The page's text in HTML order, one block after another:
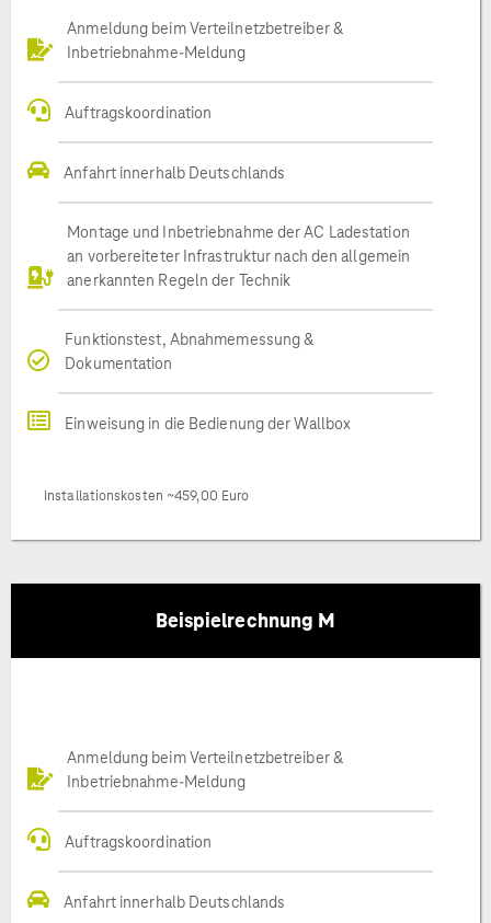
Anmeldung beim Verteilnetzbetreiber &
Inbetriebnahme-Meldung
Auftragskoordination
Anfahrt innerhalb Deutschlands
Montage und Inbetriebnahme der AC Ladestation
an vorbereiteter Infrastruktur nach den allgemein
anerkannten Regeln der Technik
Funktionstest, Abnahmemessung &
Dokumentation
Einweisung in die Bedienung der Wallbox
Installationskosten ~459,00 Euro
Beispielrechnung M
Anmeldung beim Verteilnetzbetreiber &
Inbetriebnahme-Meldung
Auftragskoordination
Anfahrt innerhalb Deutschlands